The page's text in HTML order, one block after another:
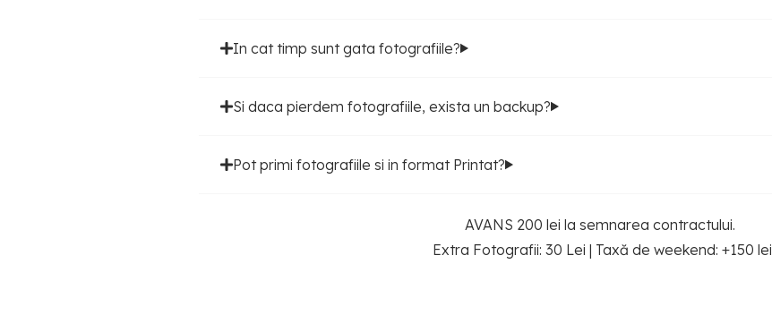
In cat timp sunt gata fotografiile?
Si daca pierdem fotografiile, exista un backup?
Pot primi fotografiile si in format Printat?
AVANS 200 lei la semnarea contractului.
Extra Fotografii: 30 Lei | Taxă de weekend: +150 lei